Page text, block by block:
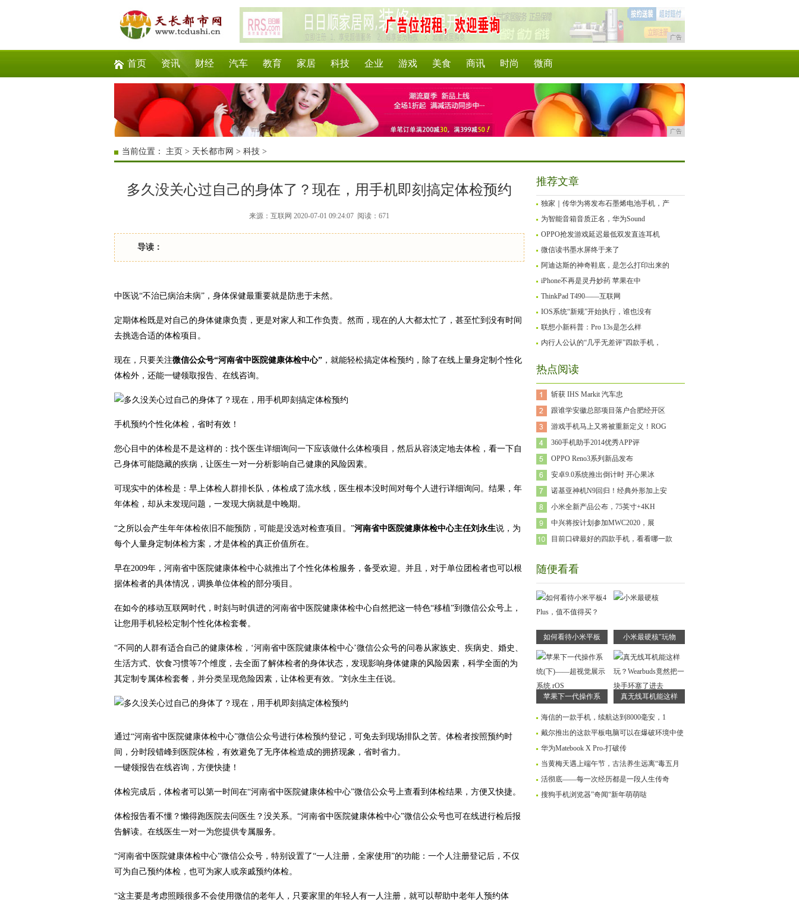
广告
首页 资讯 财经 汽车 教育 家居 科技 企业 游戏 美食 商讯 时尚 微商
广告
当前位置： 主页 > 天长都市网 > 科技 >
多久没关心过自己的身体了？现在，用手机即刻搞定体检预约
来源：互联网 2020-07-01 09:24:07 阅读：671
导读：
中医说“不治已病治未病”，身体保健最重要就是防患于未然。
定期体检既是对自己的身体健康负责，更是对家人和工作负责。然而，现在的人大都太忙了，甚至忙到没有时间
去挑选合适的体检项目。
现在，只要关注微信公众号“河南省中医院健康体检中心” ，就能轻松搞定体检预约，除了在线上量身定制个性化
体检外，还能一键领取报告、在线咨询。
手机预约个性化体检，省时有效！
您心目中的体检是不是这样的：找个医生详细询问一下应该做什么体检项目，然后从容淡定地去体检，看一下自
己身体可能隐藏的疾病，让医生一对一分析影响自己健康的风险因素。
可现实中的体检是：早上体检人群排长队，体检成了流水线，医生根本没时间对每个人进行详细询问。结果，年
年体检，却从未发现问题，一发现大病就是中晚期。
“之所以会产生年年体检依旧不能预防，可能是没选对检查项目。”河南省中医院健康体检中心主任刘永生说，为
每个人量身定制体检方案，才是体检的真正价值所在。
早在2009年，河南省中医院健康体检中心就推出了个性化体检服务，备受欢迎。并且，对于单位团检者也可以根
据体检者的具体情况，调换单位体检的部分项目。
在如今的移动互联网时代，时刻与时俱进的河南省中医院健康体检中心自然把这一特色“移植”到微信公众号上，
让您用手机轻松定制个性化体检套餐。
“不同的人群有适合自己的健康体检，‘河南省中医院健康体检中心’微信公众号的问卷从家族史、疾病史、婚史、
生活方式、饮食习惯等7个维度，去全面了解体检者的身体状态，发现影响身体健康的风险因素，科学全面的为
其定制专属体检套餐，并分类呈现危险因素，让体检更有效。”刘永生主任说。
通过“河南省中医院健康体检中心”微信公众号进行体检预约登记，可免去到现场排队之苦。体检者按照预约时
间，分时段错峰到医院体检，有效避免了无序体检造成的拥挤现象，省时省力。
一键领报告在线咨询，方便快捷！
体检完成后，体检者可以第一时间在“河南省中医院健康体检中心”微信公众号上查看到体检结果，方便又快捷。
体检报告看不懂？懒得跑医院去问医生？没关系。“河南省中医院健康体检中心”微信公众号也可在线进行检后报
告解读。在线医生一对一为您提供专属服务。
“河南省中医院健康体检中心”微信公众号，特别设置了“一人注册，全家使用”的功能：一个人注册登记后，不仅
可为自己预约体检，也可为家人或亲戚预约体检。
“这主要是考虑照顾很多不会使用微信的老年人，只要家里的年轻人有一人注册，就可以帮助中老年人预约体
推荐文章
独家｜传华为将发布石墨烯电池手机，产
为智能音箱音质正名，华为Sound
OPPO抢发游戏延迟最低双发直连耳机
微信读书墨水屏终于来了
阿迪达斯的神奇鞋底，是怎么打印出来的
iPhone不再是灵丹妙药 苹果在中
ThinkPad T490——互联网
IOS系统“新规”开始执行，谁也没有
联想小新科普：Pro 13s是怎么样
内行人公认的“几乎无差评”四款手机，
热点阅读
斩获 IHS Markit 汽车忠
跟谁学安徽总部项目落户合肥经开区
游戏手机马上又将被重新定义！ROG
360手机助手2014优秀APP评
OPPO Reno3系列新品发布
安卓9.0系统推出倒计时 开心果冰
诺基亚神机N9回归！经典外形加上安
小米全新产品公布，75英寸+4KH
中兴将按计划参加MWC2020，展
目前口碑最好的四款手机，看看哪一款
随便看看
如何看待小米平板 小米最硬核"玩物
苹果下一代操作系 真无线耳机能这样
海信的一款手机，续航达到8000毫安，1
戴尔推出的这款平板电脑可以在爆破环境中使
华为Matebook X Pro-打破传
当黄梅天遇上端午节，古法养生远离“毒五月
活彻底——每一次经历都是一段人生传奇
搜狗手机浏览器”奇闻“新年萌萌哒